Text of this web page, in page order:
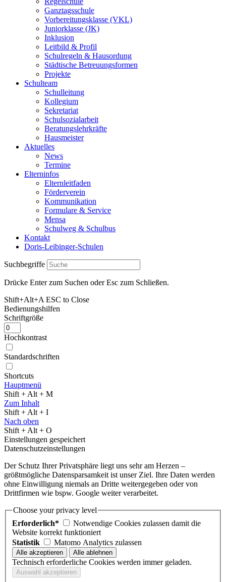
Ganztagsschule
Vorbereitungsklasse (VKL)
Juniorklasse (JK)
Inklusion
Leitbild & Profil
Schulregeln & Hausordung
Städtische Betreuungsformen
Projekte
Schulteam
Schulleitung
Kollegium
Sekretariat
Schulsozialarbeit
Beratungslehrkräfte
Hausmeister
Aktuelles
News
Termine
Elterninfos
Elternleitfaden
Förderverein
Kommunikation
Formulare & Service
Mensa
Schulweg & Schulbus
Kontakt
Doris-Leibinger-Schulen
Suchbegriffe
Drücke Enter zum Suchen oder Esc zum Schließen.
Shift+Alt+A ESC to Close
Bedienungshilfen
Schriftgröße
Hochkontrast
Standardschriften
Shortcuts
Hauptmenü
Shift + Alt + M
Zum Inhalt
Shift + Alt + I
Nach oben
Shift + Alt + O
Einstellungen gespeichert
Datenschutzeinstellungen
Der Schutz Ihrer Privatsphäre liegt uns sehr am Herzen –
größtmögliche Datensparsamkeit ist unser Ziel. Ihre Daten werden
ohne Einwilligung niemals an Dritte weitergegeben oder von
Drittfirmen wie bspw. Google weiter verarbeitet.
Choose your privacy level
Erforderlich*
Notwendige Cookies zulassen damit die
Website korrekt funktioniert
Statistik
Matomo Analytics zulassen
Technisch erforderliche Cookies werden immer geladen.